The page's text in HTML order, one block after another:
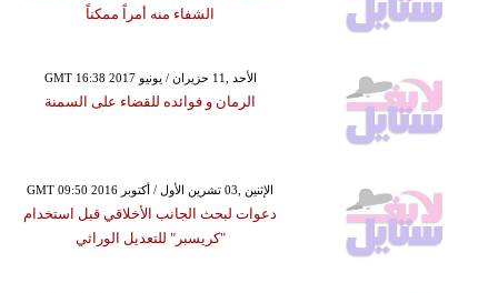
الشفاء منه أمراً ممكناً
GMT 16:38 2017 الأحد ,11 حزيران / يونيو
الرمان و فوائده للقضاء على السمنة
GMT 09:50 2016 الإثنين ,03 تشرين الأول / أكتوبر
دعوات لبحث الجانب الأخلاقي قبل استخدام
"كريسبر" للتعديل الوراثي